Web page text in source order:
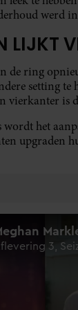
werd
LIJKT
de ring
setting
vierkanter
wordt het
upgraden